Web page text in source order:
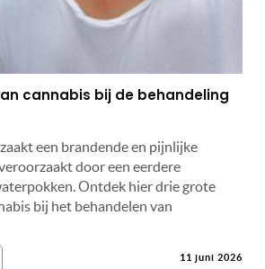
cannabis bij de behandeling
een brandende en pijnlijke
door een eerdere
Ontdek hier drie grote
bij het behandelen van
11 juni 2026